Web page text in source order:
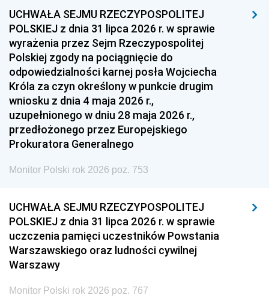
1954 1953 1952
1951 1950 1949
1948 1947
1939 1938 1937
1936 1930
UCHWAŁA SEJMU RZECZYPOSPOLITEJ
POLSKIEJ z dnia 31 lipca 2026 r. w sprawie
wyrażenia przez Sejm Rzeczypospolitej
Polskiej zgody na pociągnięcie do
odpowiedzialności karnej posła Wojciecha
Króla za czyn określony w punkcie drugim
wniosku z dnia 4 maja 2026 r.,
uzupełnionego w dniu 28 maja 2026 r.,
przedłożonego przez Europejskiego
Prokuratora Generalnego
Monitor Polski rok 2026 poz. 753
UCHWAŁA SEJMU RZECZYPOSPOLITEJ
POLSKIEJ z dnia 31 lipca 2026 r. w sprawie
uczczenia pamięci uczestników Powstania
Warszawskiego oraz ludności cywilnej
Warszawy
Monitor Polski rok 2026 poz. 767